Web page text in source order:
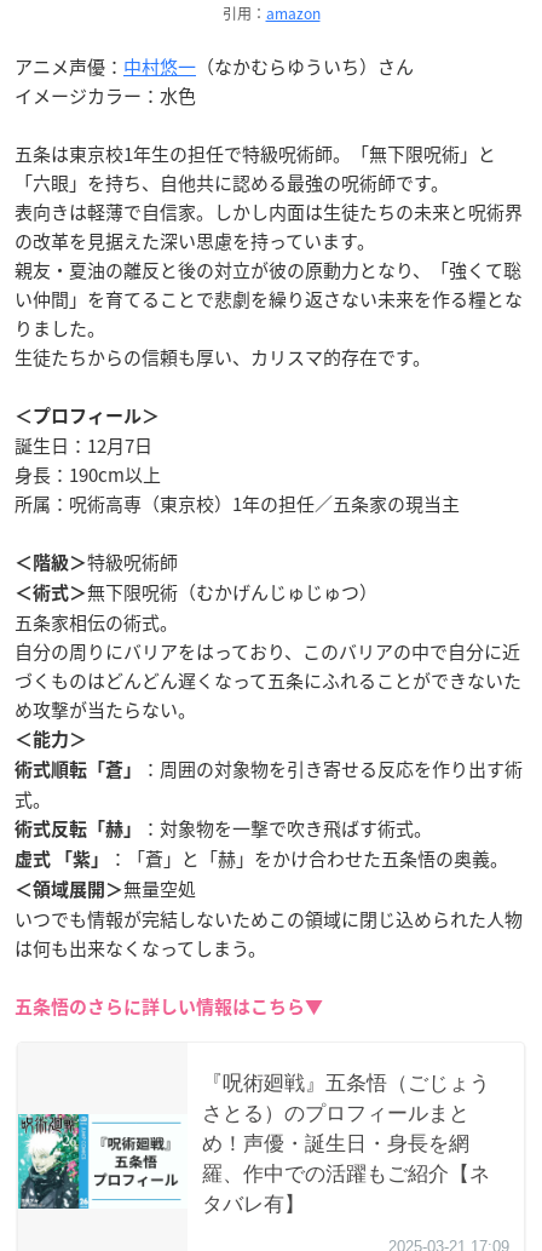
引用： amazon
アニメ声優： 中村悠一 （なかむらゆういち）さん
イメージカラー：水色
五条は東京校1年生の担任で特級呪術師。「無下限呪術」と
「六眼」を持ち、自他共に認める最強の呪術師です。
表向きは軽薄で自信家。しかし内面は生徒たちの未来と呪術界
の改革を見据えた深い思慮を持っています。
親友・夏油の離反と後の対立が彼の原動力となり、「強くて聡
い仲間」を育てることで悲劇を繰り返さない未来を作る糧とな
りました。
生徒たちからの信頼も厚い、カリスマ的存在です。
＜プロフィール＞
誕生日：12月7日
身長：190cm以上
所属：呪術高専（東京校）1年の担任／五条家の現当主
＜階級＞特級呪術師
＜術式＞無下限呪術（むかげんじゅじゅつ）
五条家相伝の術式。
自分の周りにバリアをはっており、このバリアの中で自分に近
づくものはどんどん遅くなって五条にふれることができないた
め攻撃が当たらない。
＜能力＞
術式順転「蒼」
：周囲の対象物を引き寄せる反応を作り出す術
式。
術式反転「赫」 ：対象物を一撃で吹き飛ばす術式。
虚式 「紫」 ：「蒼」と「赫」をかけ合わせた五条悟の奥義。
＜領域展開＞無量空処
いつでも情報が完結しないためこの領域に閉じ込められた人物
は何も出来なくなってしまう。
五条悟のさらに詳しい情報はこちら▼